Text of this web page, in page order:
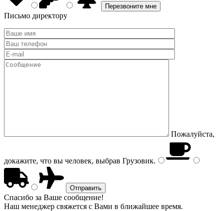
Письмо директору
Пожалуйста,
докажите, что вы человек, выбрав Грузовик.
Спасибо за Ваше сообщение!
Наш менеджер свяжется с Вами в ближайшее время.